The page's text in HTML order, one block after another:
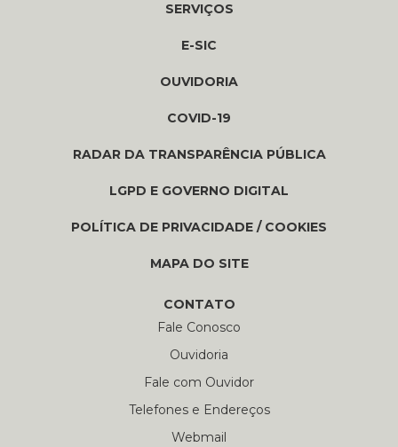
SERVIÇOS
E-SIC
OUVIDORIA
COVID-19
RADAR DA TRANSPARÊNCIA PÚBLICA
LGPD E GOVERNO DIGITAL
POLÍTICA DE PRIVACIDADE / COOKIES
MAPA DO SITE
CONTATO
Fale Conosco
Ouvidoria
Fale com Ouvidor
Telefones e Endereços
Webmail